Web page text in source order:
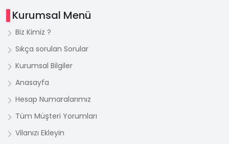
Kurumsal Menü
Biz Kimiz ?
Sıkça sorulan Sorular
Kurumsal Bilgiler
Anasayfa
Hesap Numaralarımız
Tüm Müşteri Yorumları
Vilanızı Ekleyin